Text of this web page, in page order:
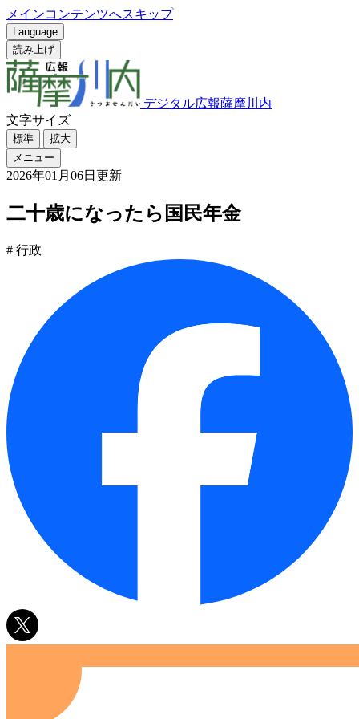
メインコンテンツへスキップ
Language
読み上げ
デジタル広報薩摩川内
文字サイズ
標準
拡大
メニュー
2026年01月06日更新
二十歳になったら国民年金
# 行政